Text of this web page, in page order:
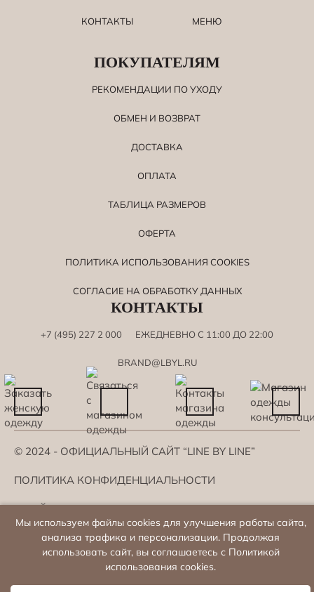
Мы используем файлы cookies для улучшения работы сайта,
анализа трафика и персонализации. Продолжая
использовать сайт, вы соглашаетесь с Политикой
использования cookies.
КОНТАКТЫ МЕНЮ
ПОКУПАТЕЛЯМ
РЕКОМЕНДАЦИИ ПО УХОДУ
ОБМЕН И ВОЗВРАТ
ДОСТАВКА
ОПЛАТА
ТАБЛИЦА РАЗМЕРОВ
ОФЕРТА
ПОЛИТИКА ИСПОЛЬЗОВАНИЯ СOOKIES
СОГЛАСИЕ НА ОБРАБОТКУ ДАННЫХ
КОНТАКТЫ
+7 (495) 227 2 000 ЕЖЕДНЕВНО С 11:00 ДО 22:00
BRAND@LBYL.RU
© 2024 - ОФИЦИАЛЬНЫЙ САЙТ “LINE BY LINE”
ПОЛИТИКА КОНФИДЕНЦИАЛЬНОСТИ
САЙТ РАЗРАБОТАН
КОМПАНИЕЙ DS-ART